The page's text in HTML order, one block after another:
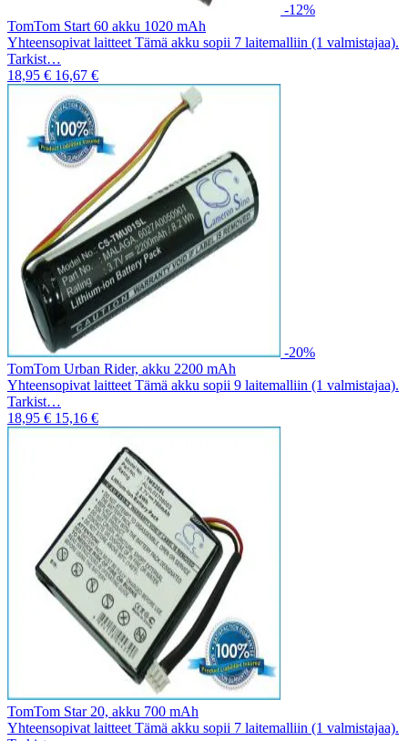
-12%
TomTom Start 60 akku 1020 mAh
Yhteensopivat laitteet Tämä akku sopii 7 laitemalliin (1 valmistajaa).
Tarkist…
18,95 € 16,67 €
-20%
TomTom Urban Rider, akku 2200 mAh
Yhteensopivat laitteet Tämä akku sopii 9 laitemalliin (1 valmistajaa).
Tarkist…
18,95 € 15,16 €
TomTom Star 20, akku 700 mAh
Yhteensopivat laitteet Tämä akku sopii 7 laitemalliin (1 valmistajaa).